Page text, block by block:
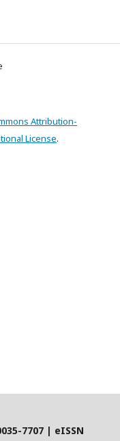
Attribution-
License.
7707 | eISSN